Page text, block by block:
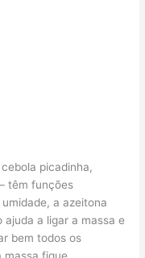
picadinha,
têm funções
a azeitona
a ligar a massa e
bem todos os